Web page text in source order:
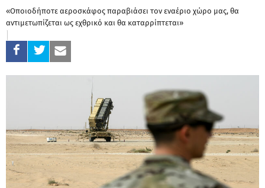
«Οποιοδήποτε αεροσκάφος παραβιάσει τον εναέριο χώρο μας, θα
αντιμετωπίζεται ως εχθρικό και θα καταρρίπτεται»